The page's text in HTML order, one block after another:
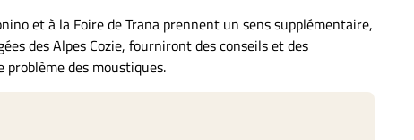
et à la Foire de Trana prennent un sens supplémentaire,
des Alpes Cozie, fourniront des conseils et des
des moustiques.